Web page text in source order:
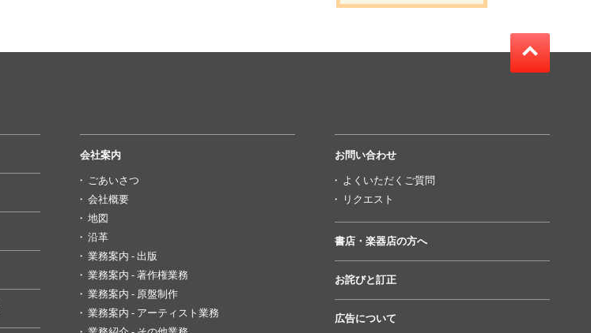
会社案内
ごあいさつ
会社概要
地図
沿革
業務案内 - 出版
業務案内 - 著作権業務
業務案内 - 原盤制作
業務案内 - アーティスト業務
お問い合わせ
よくいただくご質問
リクエスト
書店・楽器店の方へ
お詫びと訂正
広告について